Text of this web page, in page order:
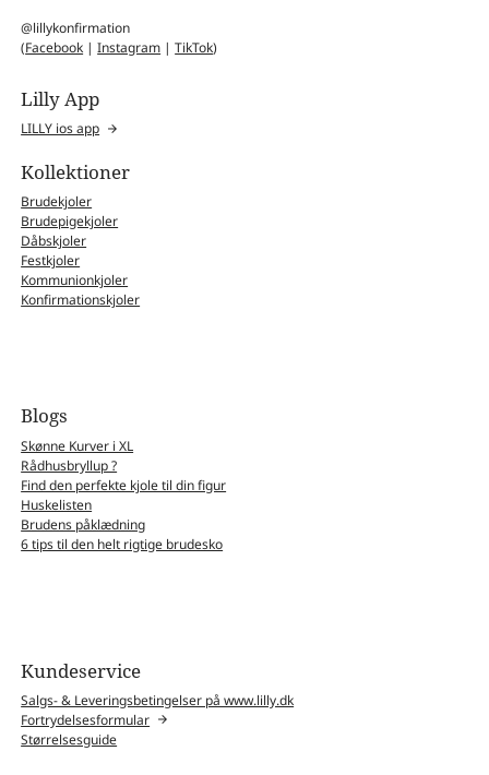
@lillykonfirmation
(Facebook |Instagram |TikTok)
Lilly App
LILLY ios app
Kollektioner
Brudekjoler
Brudepigekjoler
Dåbskjoler
Festkjoler
Kommunionkjoler
Konfirmationskjoler
Blogs
Skønne Kurver i XL
Rådhusbryllup ?
Find den perfekte kjole til din figur
Huskelisten
Brudens påklædning
6 tips til den helt rigtige brudesko
Kundeservice
Salgs- & Leveringsbetingelser på www.lilly.dk
Fortrydelsesformular
Størrelsesguide